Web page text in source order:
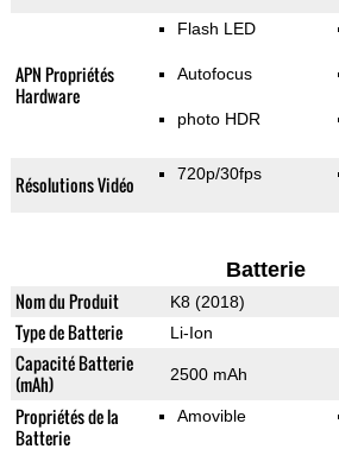
APN Propriétés
Hardware
Flash LED
Autofocus
photo HDR
Résolutions Vidéo 720p/30fps
Batterie
Nom du Produit K8 (2018)
Type de Batterie Li-Ion
Capacité Batterie
(mAh)
2500 mAh
Propriétés de la
Batterie
Amovible